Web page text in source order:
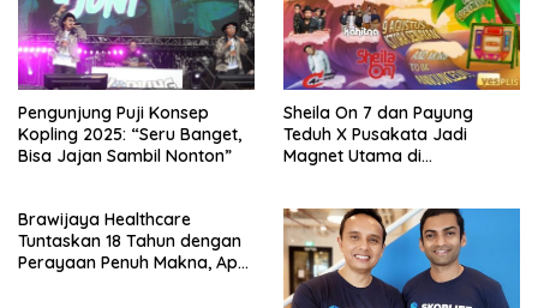
Pengunjung Puji Konsep
Kopling 2025: “Seru Banget,
Bisa Jajan Sambil Nonton”
Sheila On 7 dan Payung
Teduh X Pusakata Jadi
Magnet Utama di
Brawijaya Healthcare
Tuntaskan 18 Tahun dengan
Perayaan Penuh Makna, Apa